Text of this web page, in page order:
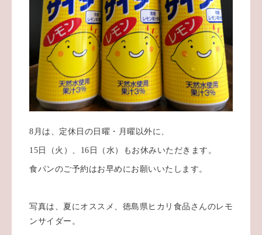
8月は、定休日の日曜・月曜以外に、
15日（火）、16日（水）もお休みいただきます。
食パンのご予約はお早めにお願いいたします。
写真は、夏にオススメ、徳島県ヒカリ食品さんのレモ
ンサイダー。